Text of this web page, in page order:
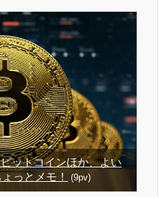
ットコインほか、よい
っとメモ！
(9pv)